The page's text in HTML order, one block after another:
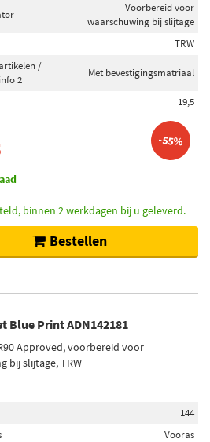
Voorbereid voor
waarschuwing bij slijtage
TRW
/
2
Met bevestigingsmatriaal
19,5
-55%
binnen 2 werkdagen bij u geleverd.
Bestellen
Blue Print ADN142181
Approved, voorbereid voor
bij slijtage, TRW
144
Vooras